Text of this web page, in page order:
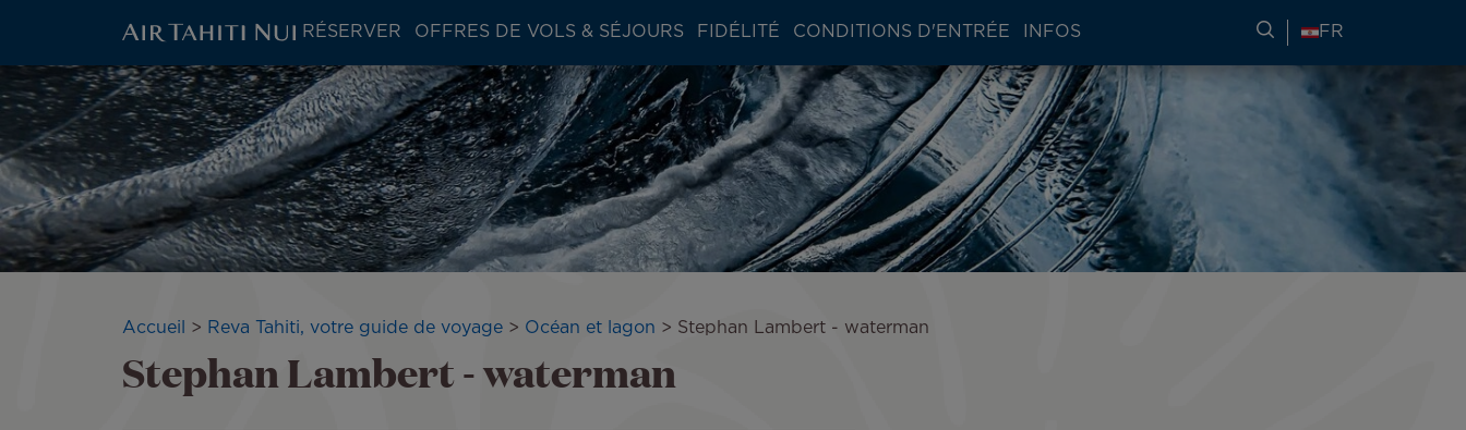
Aller
au
contenu
principal
ATN:
Main
menu
block
RÉSERVER OFFRES DE VOLS & SÉJOURS FIDÉLITÉ CONDITIONS D'ENTRÉE INFOS RECHERCHER DES
FR
Fil
Accueil Reva Tahiti, votre guide de voyage Océan et lagon Stephan Lambert - waterman
Stephan Lambert - waterman